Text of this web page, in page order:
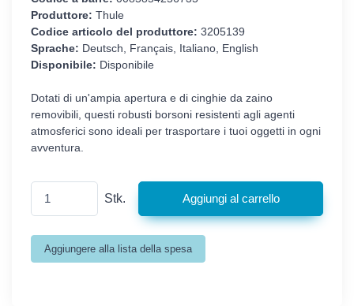
Produttore: Thule
Codice articolo del produttore: 3205139
Sprache: Deutsch, Français, Italiano, English
Disponibile: Disponibile
Dotati di un'ampia apertura e di cinghie da zaino
removibili, questi robusti borsoni resistenti agli agenti
atmosferici sono ideali per trasportare i tuoi oggetti in ogni
avventura.
Stk.